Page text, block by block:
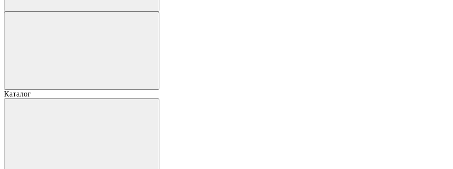
Каталог